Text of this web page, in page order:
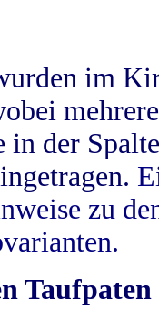
im
der
zu
Taufpaten